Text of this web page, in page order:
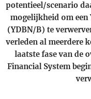
potentieel/scenario
mogelijkheid om
(YDBN/B) te
verleden al meerdere
laatste fase van de
Financial System